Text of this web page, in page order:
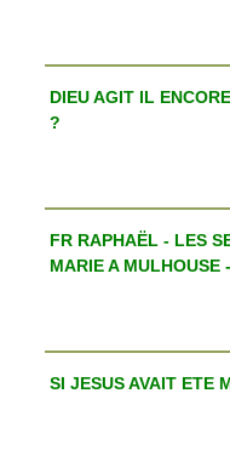
DIEU AGIT IL
?
FR RAPHAËL - LES
MARIE A MULHOUSE
SI JESUS AVAIT ETE